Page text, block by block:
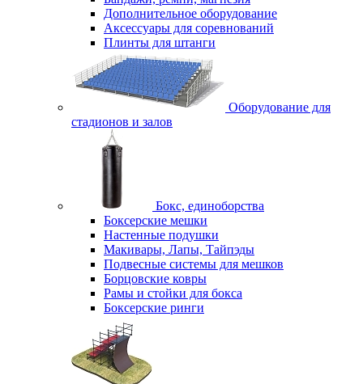
Дополнительное оборудование
Аксессуары для соревнований
Плинты для штанги
Оборудование для
стадионов и залов
Бокс, единоборства
Боксерские мешки
Настенные подушки
Макивары, Лапы, Тайпэды
Подвесные системы для мешков
Борцовские ковры
Рамы и стойки для бокса
Боксерские ринги